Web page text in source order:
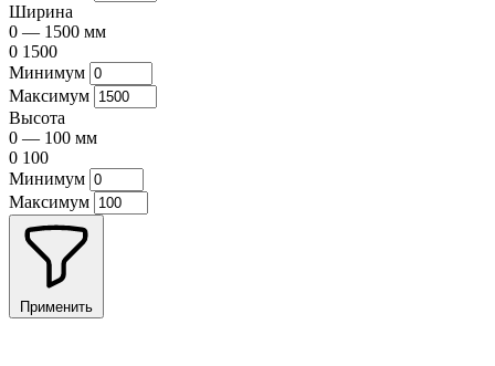
Ширина
0 — 1500 мм
0 1500
Минимум
Максимум
Высота
0 — 100 мм
0 100
Минимум
Максимум
Применить